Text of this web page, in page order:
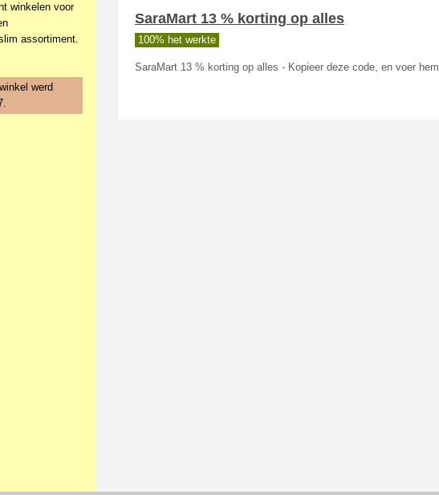
winkelen voor
assortiment.
werd
SaraMart 13 % korting op alles
100% het werkte
SaraMart 13 % korting op alles - Kopieer deze code, en voer